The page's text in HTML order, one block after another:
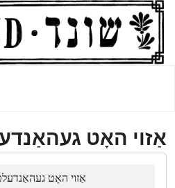
אַזוי האָט
אַזוי האָט